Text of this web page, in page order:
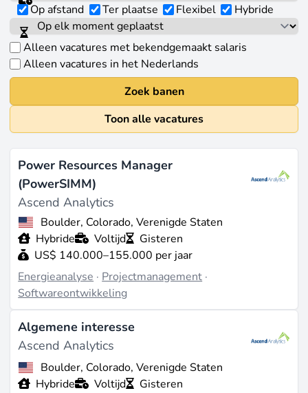
Op afstand Ter plaatse Flexibel Hybride
Alleen vacatures met bekendgemaakt salaris
Alleen vacatures in het Nederlands
Zoek banen
Toon alle vacatures
Power Resources Manager
(PowerSIMM)
Ascend Analytics
Boulder, Colorado, Verenigde Staten
Hybride
Voltijd
Gisteren
US$ 140.000–155.000 per jaar
Energieanalyse · Projectmanagement ·
Softwareontwikkeling
Algemene interesse
Ascend Analytics
Boulder, Colorado, Verenigde Staten
Hybride
Voltijd
Gisteren